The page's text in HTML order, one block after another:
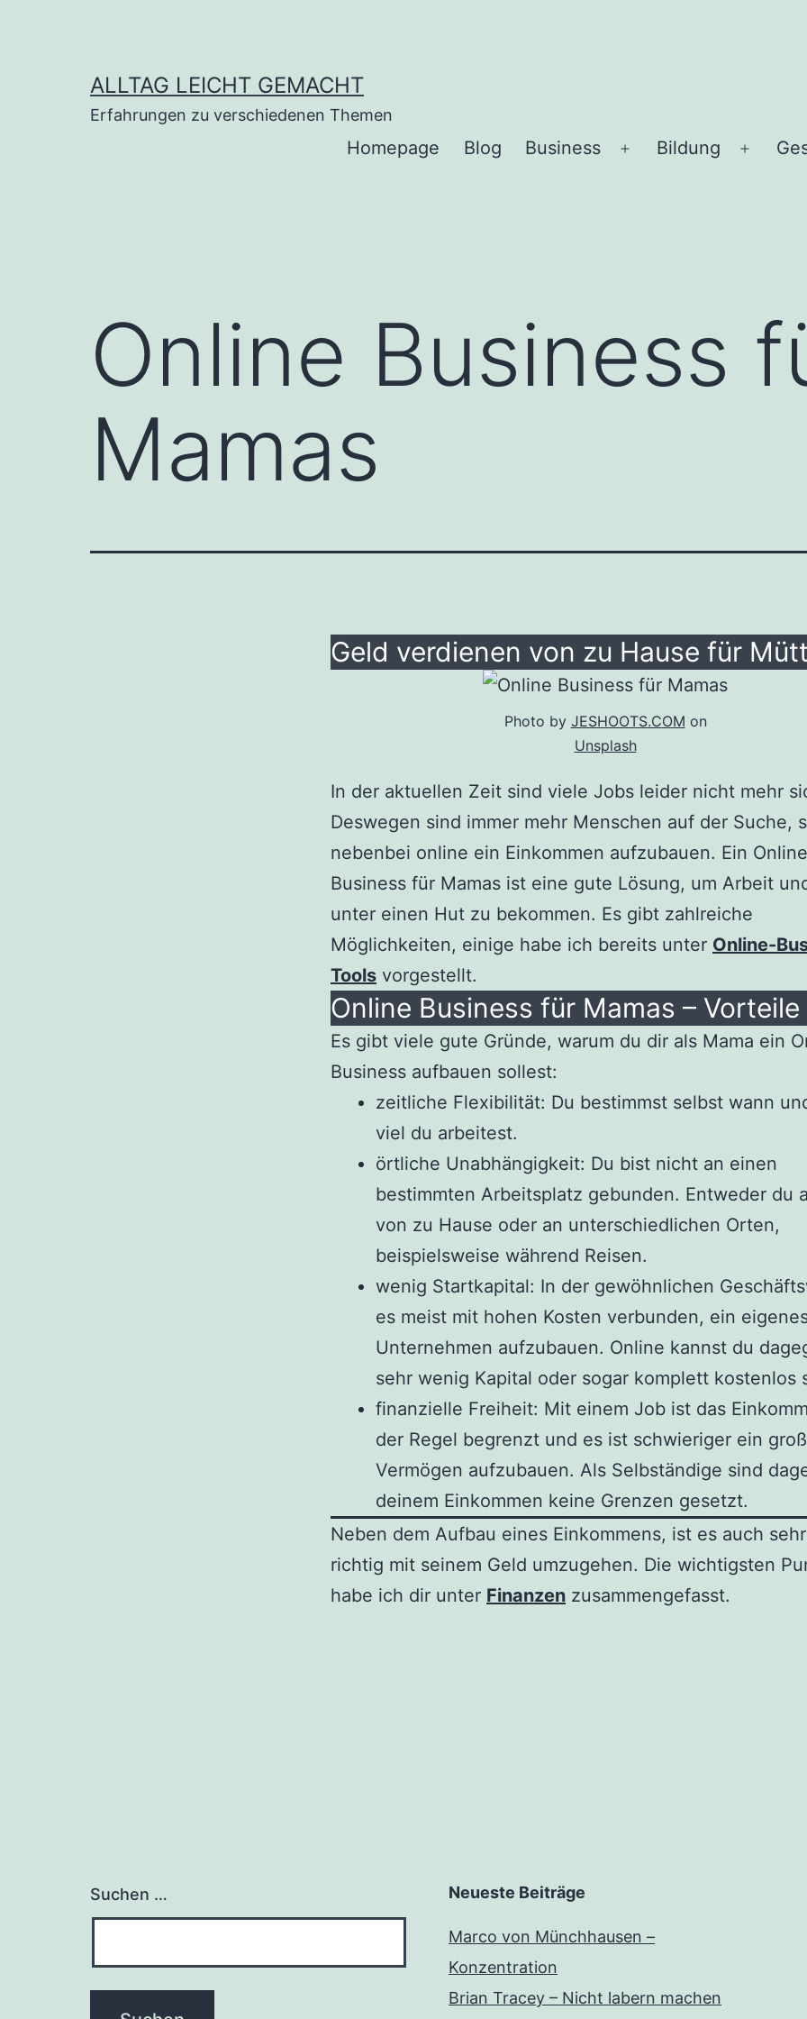
ALLTAG LEICHT GEMACHT
Erfahrungen zu verschiedenen Themen
Homepage Blog Business
Menü
Bildung
Menü
Online Business
Mamas
Geld verdienen von zu Hause für
Photo by JESHOOTS.COM on
Unsplash
In der aktuellen Zeit sind viele Jobs leider nicht mehr
Deswegen sind immer mehr Menschen auf der Suche,
nebenbei online ein Einkommen aufzubauen. Ein Online
Business für Mamas ist eine gute Lösung, um Arbeit
unter einen Hut zu bekommen. Es gibt zahlreiche
Möglichkeiten, einige habe ich bereits unter Online-
Tools vorgestellt.
Online Business für Mamas – Vorteile
Es gibt viele gute Gründe, warum du dir als Mama ein
Business aufbauen sollest:
zeitliche Flexibilität: Du bestimmst selbst wann
viel du arbeitest.
örtliche Unabhängigkeit: Du bist nicht an einen
bestimmten Arbeitsplatz gebunden. Entweder du
von zu Hause oder an unterschiedlichen Orten,
beispielsweise während Reisen.
wenig Startkapital: In der gewöhnlichen
es meist mit hohen Kosten verbunden, ein
Unternehmen aufzubauen. Online kannst du
sehr wenig Kapital oder sogar komplett kostenlos
finanzielle Freiheit: Mit einem Job ist das
der Regel begrenzt und es ist schwieriger ein
Vermögen aufzubauen. Als Selbständige sind
deinem Einkommen keine Grenzen gesetzt.
Neben dem Aufbau eines Einkommens, ist es auch
richtig mit seinem Geld umzugehen. Die wichtigsten
habe ich dir unter Finanzen zusammengefasst.
Suchen … Neueste Beiträge
Marco von Münchhausen –
Konzentration
Brian Tracey – Nicht labern machen